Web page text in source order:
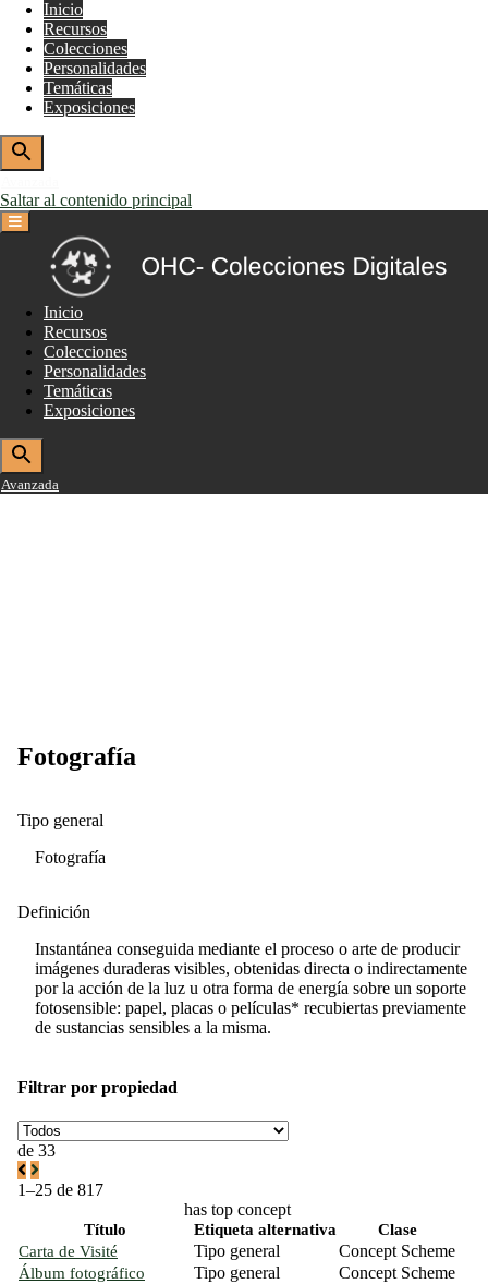
Inicio
Recursos
Colecciones
Personalidades
Temáticas
Exposiciones
Saltar al contenido principal
Inicio
Recursos
Colecciones
Personalidades
Temáticas
Exposiciones
Avanzada
Fotografía
Tipo general
Fotografía
Definición
Instantánea conseguida mediante el proceso o arte de producir
imágenes duraderas visibles, obtenidas directa o indirectamente
por la acción de la luz u otra forma de energía sobre un soporte
fotosensible: papel, placas o películas* recubiertas previamente
de sustancias sensibles a la misma.
Filtrar por propiedad
de 33
1–25 de 817
has top concept
Título Etiqueta alternativa
Clase
Carta de Visité
Tipo general Concept Scheme
Álbum fotográfico Tipo general Concept Scheme